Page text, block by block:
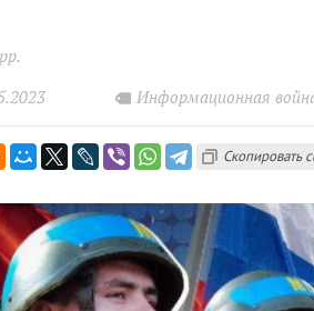
Информационная
Скопировать